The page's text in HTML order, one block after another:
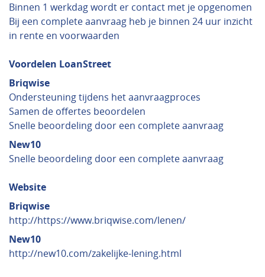
Binnen 1 werkdag wordt er contact met je opgenomen
Bij een complete aanvraag heb je binnen 24 uur inzicht
in rente en voorwaarden
Voordelen LoanStreet
Briqwise
Ondersteuning tijdens het aanvraagproces
Samen de offertes beoordelen
Snelle beoordeling door een complete aanvraag
New10
Snelle beoordeling door een complete aanvraag
Website
Briqwise
http://https://www.briqwise.com/lenen/
New10
http://new10.com/zakelijke-lening.html